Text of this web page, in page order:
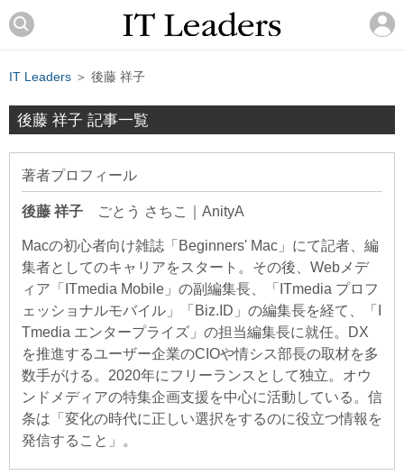
IT Leaders ＞ 後藤 祥子
後藤 祥子 記事一覧
著者プロフィール
後藤 祥子 ごとう さちこ AnityA
Macの初心者向け雑誌「Beginners' Mac」にて記者、編
集者としてのキャリアをスタート。その後、Webメデ
ィア「ITmedia Mobile」の副編集長、「ITmedia プロフ
ェッショナルモバイル」「Biz.ID」の編集長を経て、「I
Tmedia エンタープライズ」の担当編集長に就任。DX
を推進するユーザー企業のCIOや情シス部長の取材を多
数手がける。2020年にフリーランスとして独立。オウ
ンドメディアの特集企画支援を中心に活動している。信
条は「変化の時代に正しい選択をするのに役立つ情報を
発信すること」。